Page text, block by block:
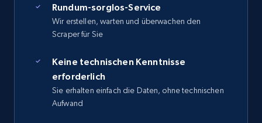
Rundum-sorglos-Service
Wir erstellen, warten und überwachen den
Scraper für Sie
Keine technischen Kenntnisse
erforderlich
Sie erhalten einfach die Daten, ohne technischen
Aufwand